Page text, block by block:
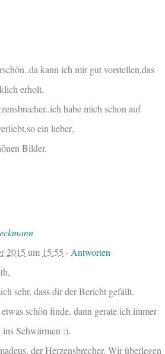
kann ich mir gut vorstellen,das
erholt.
habe mich schon auf
ein lieber.
Bilder.
2015 um 15:55 ·Antworten
sehr, dass dir der Bericht gefällt.
schön finde, dann gerate ich immer
ins Schwärmen :).
der Herzensbrecher. Wir überlegen